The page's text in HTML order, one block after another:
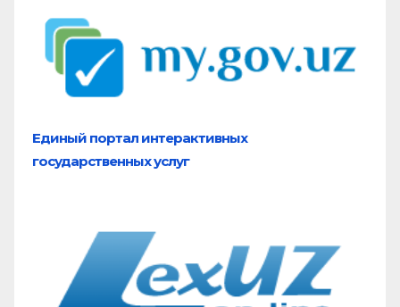
Единый портал интерактивных
государственных услуг